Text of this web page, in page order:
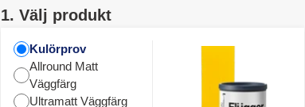
1. Välj produkt
Kulörprov
Allround Matt
Väggfärg
Ultramatt Väggfärg